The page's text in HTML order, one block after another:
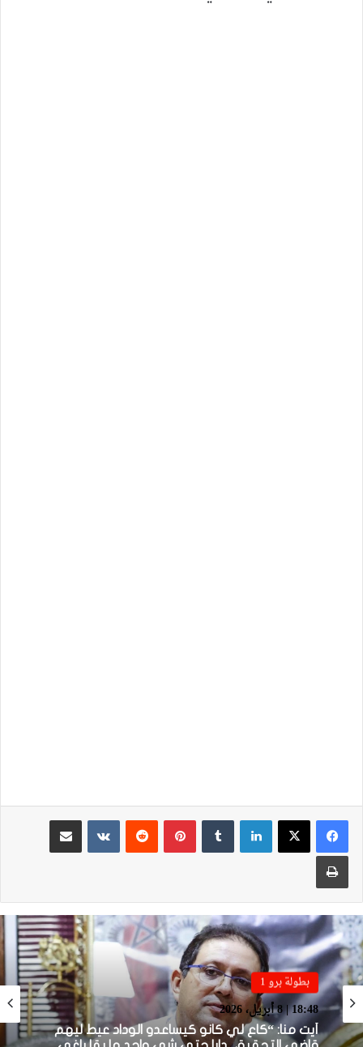
لينكدإن بينتيريست
مشاركة عبر البريد
طباعة
بطولة برو 1
18:48 | 8 أبريل، 2026
بطولة برو 1
22:23 | 6 أبريل، 2026
توالي النتائج السلبية يلاحق الوداد الرياضي بعد